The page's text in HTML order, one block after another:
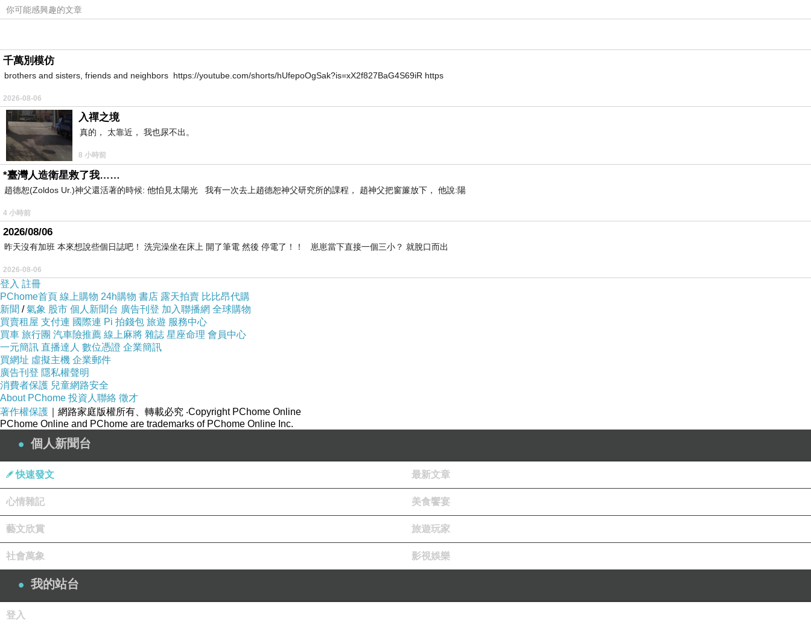
你可能感興趣的文章
千萬別模仿
brothers and sisters, friends and neighbors https://youtube.com/shorts/hUfepoOgSak?is=xX2f827BaG4S69iR https
2026-08-06
入禪之境
真的， 太靠近， 我也尿不出。
8 小時前
*臺灣人造衛星救了我……
趙德恕(Zoldos Ur.)神父還活著的時候: 他怕見太陽光 我有一次去上趙德恕神父研究所的課程， 趙神父把窗簾放下， 他說:陽
4 小時前
2026/08/06
昨天沒有加班 本來想說些個日誌吧！ 洗完澡坐在床上 開了筆電 然後 停電了！！ 崽崽當下直接一個三小？ 就脫口而出
2026-08-06
登入 註冊
PChome首頁 線上購物 24h購物 書店 露天拍賣 比比昂代購
新聞 /氣象 股市 個人新聞台 廣告刊登 加入聯播網 全球購物
買賣租屋 支付連 國際連 Pi 拍錢包 旅遊 服務中心
買車 旅行團 汽車險推薦 線上麻將 雜誌 星座命理 會員中心
一元簡訊 直播達人 數位憑證 企業簡訊
買網址 虛擬主機 企業郵件
廣告刊登 隱私權聲明
消費者保護 兒童網路安全
About PChome 投資人聯絡 徵才
著作權保護 ｜網路家庭版權所有、轉載必究 ‧Copyright PChome Online
PChome Online and PChome are trademarks of PChome Online Inc.
個人新聞台
快速發文 最新文章
心情雜記 美食饗宴
藝文欣賞 旅遊玩家
社會萬象 影視娛樂
我的站台
登入